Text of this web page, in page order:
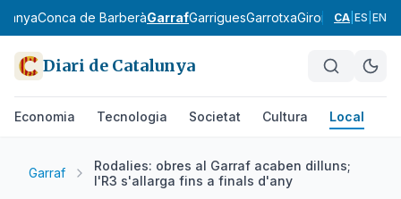
Conca de BarberàGarrafGarriguesGarrotxaGironèsLluçanès
CA ES EN
Diari de Catalunya
Economia Tecnologia Societat Cultura Local
Garraf
Rodalies: obres al Garraf acaben dilluns;
l'R3 s'allarga fins a finals d'any